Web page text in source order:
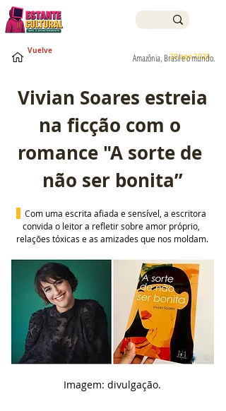
20 ago 2025
Amazônia, Brasil e o mundo.
Vuelve
Vivian Soares estreia
na ficção com o
romance "A sorte de
não ser bonita”
Com uma escrita afiada e sensível, a escritora
convida o leitor a refletir sobre amor próprio,
relações tóxicas e as amizades que nos moldam.
Imagem: divulgação.